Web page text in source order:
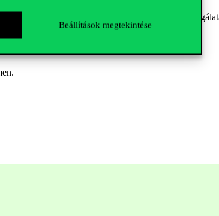
Beállítások megtekintése
valamint a
kimeneti követelmények